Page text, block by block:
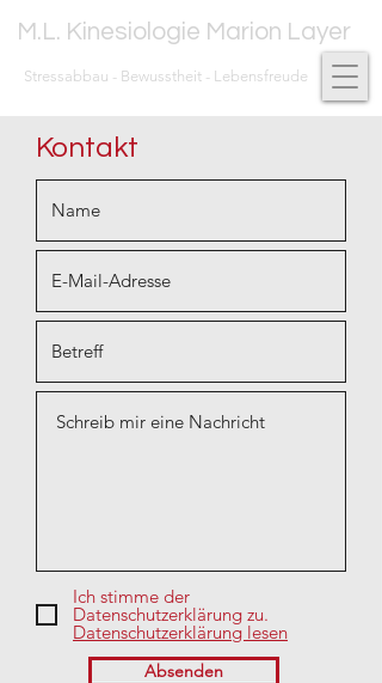
M.L. Kinesiologie Marion Layer
Stressabbau - Bewusstheit - Lebensfreude
Kontakt
Absenden
Ich stimme der
Datenschutzerklärung zu.
Datenschutzerklärung lesen